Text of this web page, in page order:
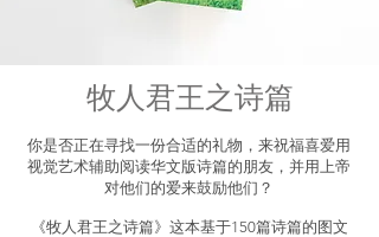
牧人君王之诗篇
你是否正在寻找一份合适的礼物，来祝福喜爱用
视觉艺术辅助阅读华文版诗篇的朋友，并用上帝
对他们的爱来鼓励他们？
《牧人君王之诗篇》这本基于150篇诗篇的图文